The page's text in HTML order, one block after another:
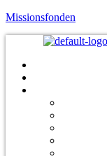
Missionsfonden